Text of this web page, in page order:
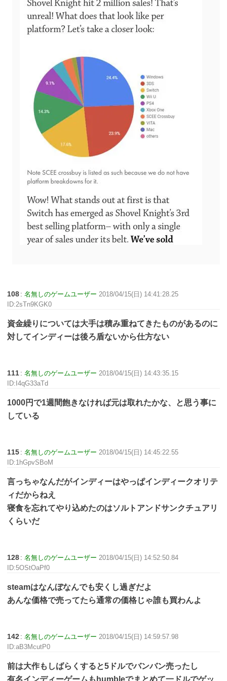
108 :名無しのゲームユーザー 2018/04/15(日) 14:41:28.25
ID:2sTn9KGK0
資金繰りについては大手は積み重ねてきたものがあるのに
対してインディーは後ろ盾ないから仕方ない
111 :名無しのゲームユーザー 2018/04/15(日) 14:43:35.15
ID:I4qG33aTd
1000円で1週間飽きなければ元は取れたかな、と思う事に
している
115 :名無しのゲームユーザー 2018/04/15(日) 14:45:22.55
ID:1hGpvSBoM
言っちゃなんだがインディーはやっぱインディークオリテ
ィだからねえ
寝食を忘れてやり込めたのはソルトアンドサンクチュアリ
くらいだ
128 :名無しのゲームユーザー 2018/04/15(日) 14:52:50.84
ID:5OStOaPf0
steamはなんぼなんでも安くし過ぎだよ
あんな価格で売ってたら通常の価格じゃ誰も買わんよ
142 :名無しのゲームユーザー 2018/04/15(日) 14:59:57.98
ID:aB3McutP0
前は大作もしばらくすると5ドルでバンバン売ったし
有名インディーゲームもhumbleでまとめて一ドルでゲッ